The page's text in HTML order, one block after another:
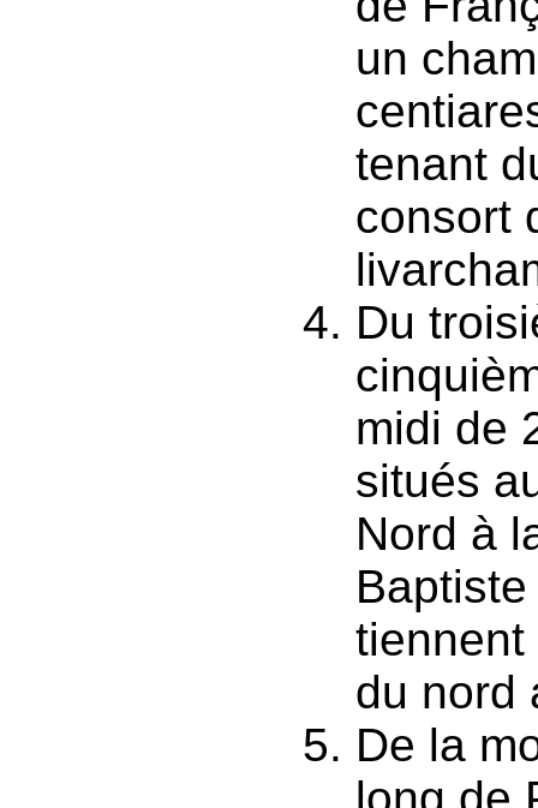
un
tenant
consort
Du
midi de
situés
Nord à
du nord
De la